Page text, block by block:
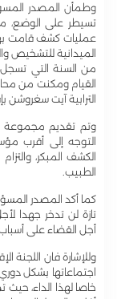
وطمأن المصدر
تسيطر على الوضع،
عمليات كشف قامت
الميدانية للتشخيص
من السنة التي
القيام ومكنت من
الترابية آيت سغروشن
وتم تقديم مجموعة
التوجه إلى أقرب
الكشف المبكر،
الطبيب.
كما أكد المصدر
تازة لن تدخر جهدا
أجل القضاء على
وللإشارة فان اللجنة
اجتماعاتها بشكل
خاصا لهذا الداء،